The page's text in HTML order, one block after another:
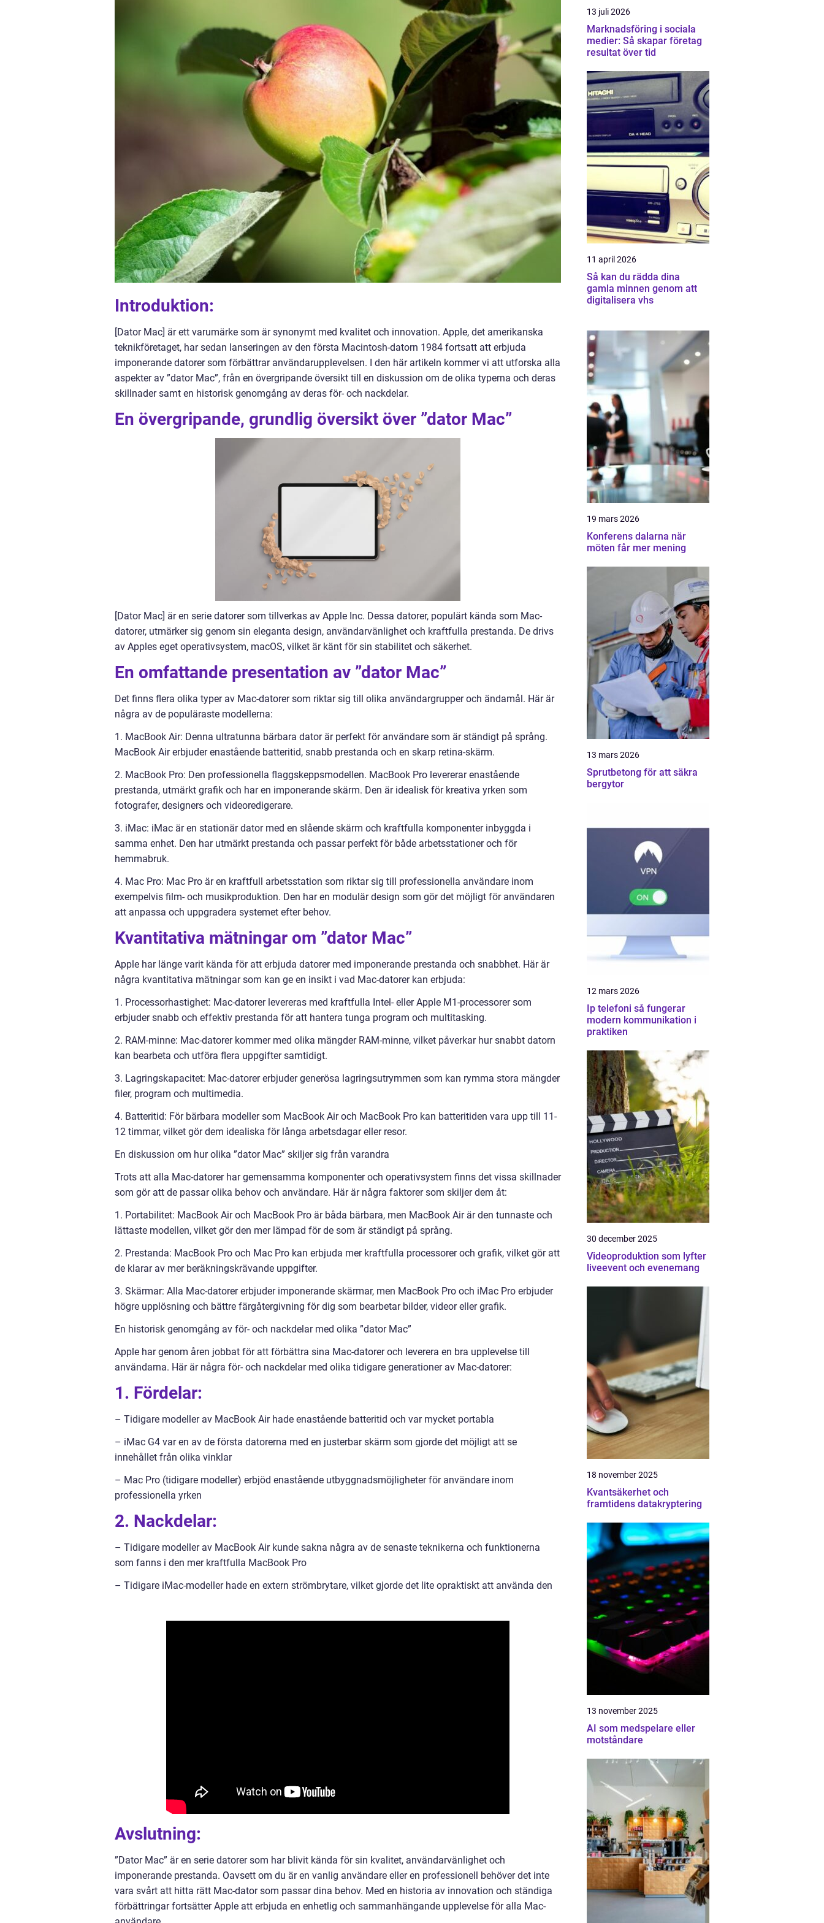
Introduktion:
[Dator Mac] är ett varumärke som är synonymt med kvalitet och innovation. Apple, det amerikanska
teknikföretaget, har sedan lanseringen av den första Macintosh-datorn 1984 fortsatt att erbjuda
imponerande datorer som förbättrar användarupplevelsen. I den här artikeln kommer vi att utforska alla
aspekter av ”dator Mac”, från en övergripande översikt till en diskussion om de olika typerna och deras
skillnader samt en historisk genomgång av deras för- och nackdelar.
En övergripande, grundlig översikt över ”dator Mac”
[Dator Mac] är en serie datorer som tillverkas av Apple Inc. Dessa datorer, populärt kända som Mac-
datorer, utmärker sig genom sin eleganta design, användarvänlighet och kraftfulla prestanda. De drivs
av Apples eget operativsystem, macOS, vilket är känt för sin stabilitet och säkerhet.
En omfattande presentation av ”dator Mac”
Det finns flera olika typer av Mac-datorer som riktar sig till olika användargrupper och ändamål. Här är
några av de populäraste modellerna:
1. MacBook Air: Denna ultratunna bärbara dator är perfekt för användare som är ständigt på språng.
MacBook Air erbjuder enastående batteritid, snabb prestanda och en skarp retina-skärm.
2. MacBook Pro: Den professionella flaggskeppsmodellen. MacBook Pro levererar enastående
prestanda, utmärkt grafik och har en imponerande skärm. Den är idealisk för kreativa yrken som
fotografer, designers och videoredigerare.
3. iMac: iMac är en stationär dator med en slående skärm och kraftfulla komponenter inbyggda i
samma enhet. Den har utmärkt prestanda och passar perfekt för både arbetsstationer och för
hemmabruk.
4. Mac Pro: Mac Pro är en kraftfull arbetsstation som riktar sig till professionella användare inom
exempelvis film- och musikproduktion. Den har en modulär design som gör det möjligt för användaren
att anpassa och uppgradera systemet efter behov.
Kvantitativa mätningar om ”dator Mac”
Apple har länge varit kända för att erbjuda datorer med imponerande prestanda och snabbhet. Här är
några kvantitativa mätningar som kan ge en insikt i vad Mac-datorer kan erbjuda:
1. Processorhastighet: Mac-datorer levereras med kraftfulla Intel- eller Apple M1-processorer som
erbjuder snabb och effektiv prestanda för att hantera tunga program och multitasking.
2. RAM-minne: Mac-datorer kommer med olika mängder RAM-minne, vilket påverkar hur snabbt datorn
kan bearbeta och utföra flera uppgifter samtidigt.
3. Lagringskapacitet: Mac-datorer erbjuder generösa lagringsutrymmen som kan rymma stora mängder
filer, program och multimedia.
4. Batteritid: För bärbara modeller som MacBook Air och MacBook Pro kan batteritiden vara upp till 11-
12 timmar, vilket gör dem idealiska för långa arbetsdagar eller resor.
En diskussion om hur olika ”dator Mac” skiljer sig från varandra
Trots att alla Mac-datorer har gemensamma komponenter och operativsystem finns det vissa skillnader
som gör att de passar olika behov och användare. Här är några faktorer som skiljer dem åt:
1. Portabilitet: MacBook Air och MacBook Pro är båda bärbara, men MacBook Air är den tunnaste och
lättaste modellen, vilket gör den mer lämpad för de som är ständigt på språng.
2. Prestanda: MacBook Pro och Mac Pro kan erbjuda mer kraftfulla processorer och grafik, vilket gör att
de klarar av mer beräkningskrävande uppgifter.
3. Skärmar: Alla Mac-datorer erbjuder imponerande skärmar, men MacBook Pro och iMac Pro erbjuder
högre upplösning och bättre färgåtergivning för dig som bearbetar bilder, videor eller grafik.
En historisk genomgång av för- och nackdelar med olika ”dator Mac”
Apple har genom åren jobbat för att förbättra sina Mac-datorer och leverera en bra upplevelse till
användarna. Här är några för- och nackdelar med olika tidigare generationer av Mac-datorer:
1. Fördelar:
– Tidigare modeller av MacBook Air hade enastående batteritid och var mycket portabla
– iMac G4 var en av de första datorerna med en justerbar skärm som gjorde det möjligt att se
innehållet från olika vinklar
– Mac Pro (tidigare modeller) erbjöd enastående utbyggnadsmöjligheter för användare inom
professionella yrken
2. Nackdelar:
– Tidigare modeller av MacBook Air kunde sakna några av de senaste teknikerna och funktionerna
som fanns i den mer kraftfulla MacBook Pro
– Tidigare iMac-modeller hade en extern strömbrytare, vilket gjorde det lite opraktiskt att använda den
Avslutning:
”Dator Mac” är en serie datorer som har blivit kända för sin kvalitet, användarvänlighet och
imponerande prestanda. Oavsett om du är en vanlig användare eller en professionell behöver det inte
vara svårt att hitta rätt Mac-dator som passar dina behov. Med en historia av innovation och ständiga
förbättringar fortsätter Apple att erbjuda en enhetlig och sammanhängande upplevelse för alla Mac-
13 juli 2026
Marknadsföring i sociala
medier: Så skapar företag
resultat över tid
11 april 2026
Så kan du rädda dina
gamla minnen genom att
digitalisera vhs
19 mars 2026
Konferens dalarna när
möten får mer mening
13 mars 2026
Sprutbetong för att säkra
bergytor
12 mars 2026
Ip telefoni så fungerar
modern kommunikation i
praktiken
30 december 2025
Videoproduktion som lyfter
liveevent och evenemang
18 november 2025
Kvantsäkerhet och
framtidens datakryptering
13 november 2025
AI som medspelare eller
motståndare